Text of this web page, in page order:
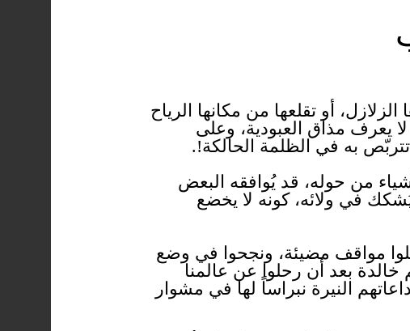
أو تقلعها من مكانها الرياح
يعرف مذاق العبودية، وعلى
به في الظلمة الحالكة!.
من حوله، قد يُوافقه البعض
في ولائه، كونه لا يخضع
مواقف مضيئة، ونجحوا في وضع
بعد أن رحلوا عن عالمنا
النيرة نبراساً لها في مشوار